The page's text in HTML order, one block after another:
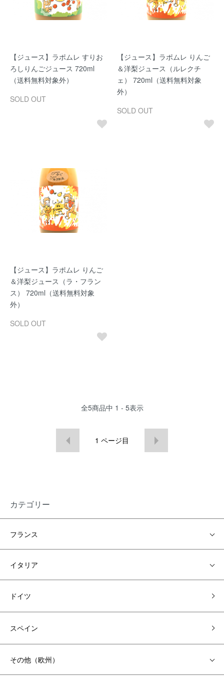
【ジュース】ラポムレ すりお
ろしりんごジュース 720ml
（送料無料対象外）
SOLD OUT
【ジュース】ラポムレ りんご
＆洋梨ジュース（ルレクチ
ェ） 720ml（送料無料対象
外）
SOLD OUT
【ジュース】ラポムレ りんご
＆洋梨ジュース（ラ・フラン
ス） 720ml（送料無料対象
外）
SOLD OUT
全5商品中 1 - 5表示
1 ページ目
カテゴリー
フランス
イタリア
ドイツ
スペイン
その他（欧州）